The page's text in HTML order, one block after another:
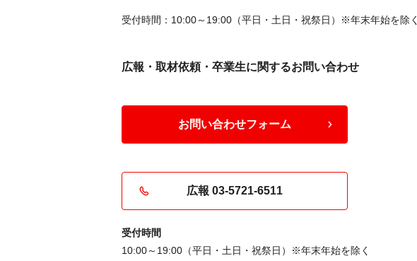
受付時間：10:00～19:00（平日・土日・祝祭日）※年末年始を除く
広報・取材依頼・卒業生に関するお問い合わせ
お問い合わせフォーム
広報 03-5721-6511
受付時間
10:00～19:00（平日・土日・祝祭日）※年末年始を除く